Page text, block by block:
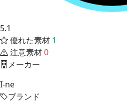
5.1
優れた素材 1
注意素材0
メーカー
I-ne
ブランド